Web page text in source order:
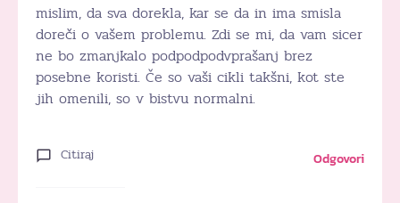
mislim, da sva dorekla, kar se da in ima smisla
doreči o vašem problemu. Zdi se mi, da vam sicer
ne bo zmanjkalo podpodpodvprašanj brez
posebne koristi. Če so vaši cikli takšni, kot ste
jih omenili, so v bistvu normalni.
Citiraj Odgovori